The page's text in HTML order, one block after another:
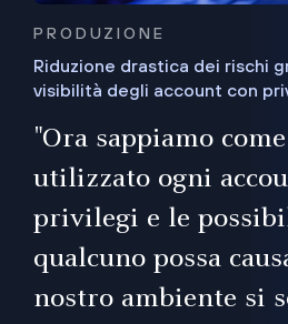
PRODUZIONE
Riduzione drastica dei rischi
visibilità degli account con
"Ora sappiamo
utilizzato ogni
privilegi e le
qualcuno possa
nostro ambiente si